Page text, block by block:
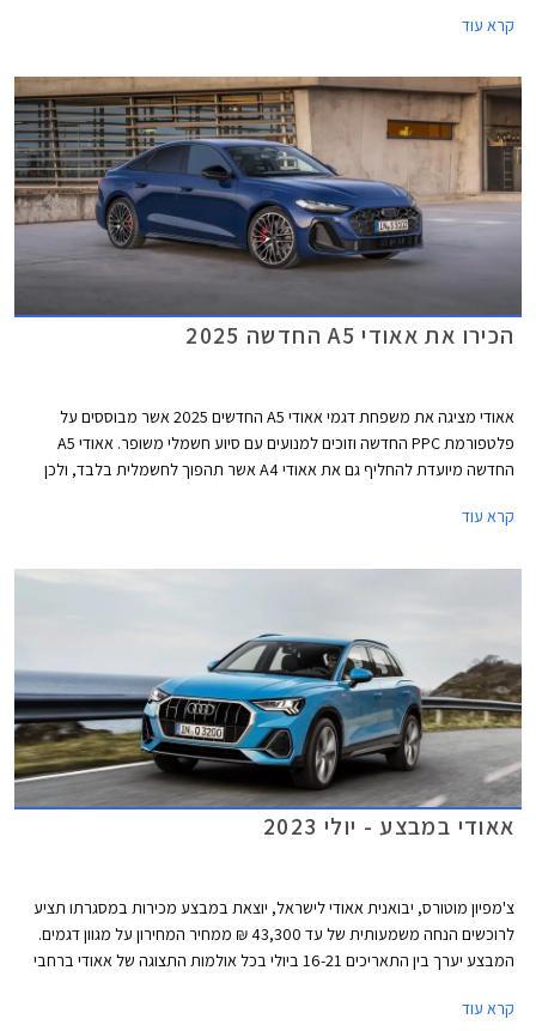
A5 גם בתצורת אוונט (סטיישן) שאינה מגיעה אלינו.
קרא עוד
הכירו את אאודי A5 החדשה 2025
אאודי מציגה את משפחת דגמי אאודי A5 החדשים 2025 אשר מבוססים על
פלטפורמת PPC החדשה וזוכים למנועים עם סיוע חשמלי משופר. אאודי A5
החדשה מיועדת להחליף גם את אאודי A4 אשר תהפוך לחשמלית בלבד, ולכן
ישווק לראשונה בתצורת אוונט (סטיישן) וסדאן שהינה למעשה דומה יותר לגרסת
הקופה והקבריולט יוצגו בהמשך בשם שונה בדומה למהלך שמרצדס ביצעה עם
קרא עוד
אאודי במבצע - יולי 2023
צ'מפיון מוטורס, יבואנית אאודי לישראל, יוצאת במבצע מכירות במסגרתו תציע
לרוכשים הנחה משמעותית של עד 43,300 ₪ ממחיר המחירון על מגוון דגמים.
המבצע יערך בין התאריכים 16-21 ביולי בכל אולמות התצוגה של אאודי ברחבי
קרא עוד